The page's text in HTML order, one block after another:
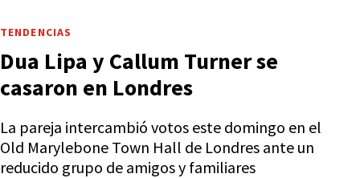
TENDENCIAS
Dua Lipa y Callum Turner se
casaron en Londres
La pareja intercambió votos este domingo en el
Old Marylebone Town Hall de Londres ante un
reducido grupo de amigos y familiares